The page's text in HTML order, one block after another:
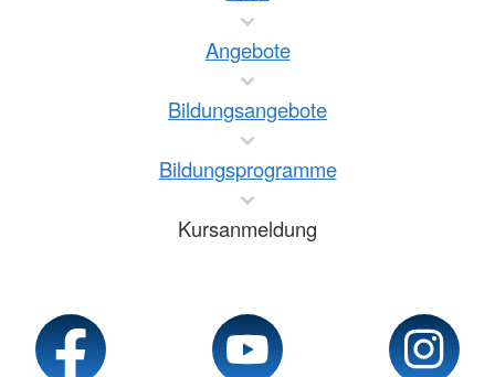
Angebote
Bildungsangebote
Bildungsprogramme
Kursanmeldung